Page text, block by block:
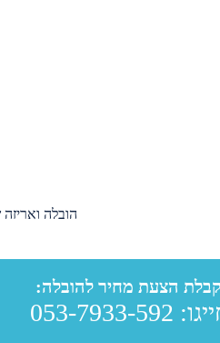
הובלה
הצעת מחיר להובלה:
053-7933-592